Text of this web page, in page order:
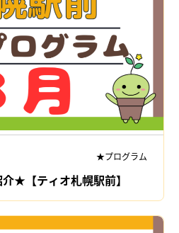
★プログラム
★【ティオ札幌駅前】